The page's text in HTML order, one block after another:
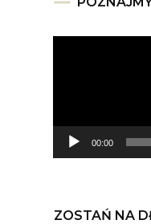
00:00
ZOSTAŃ NA